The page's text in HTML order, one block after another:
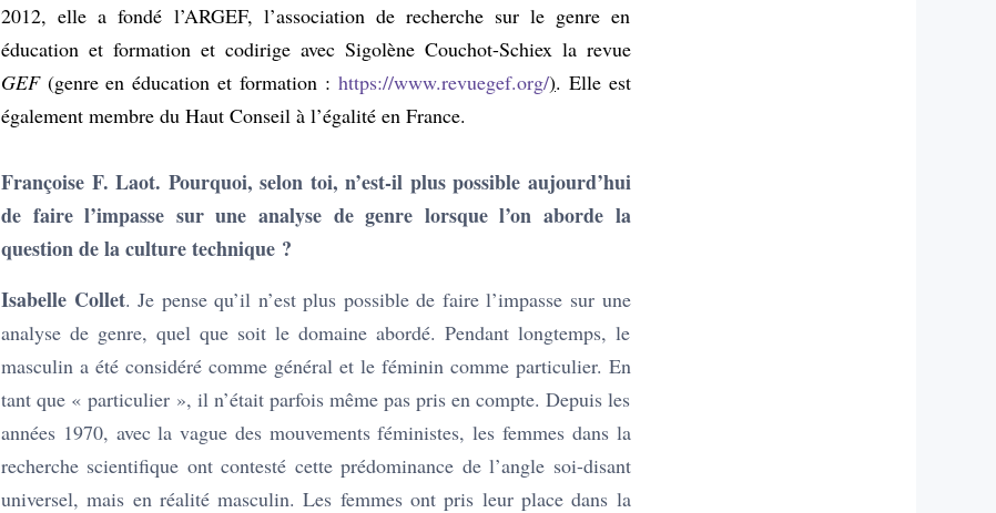
2012, elle a fondé l’ARGEF, l’association de recherche sur le genre en
éducation et formation et codirige avec Sigolène Couchot-Schiex la revue
GEF(genre en éducation et formation :https://www.revuegef.org/). Elle est
également membre du Haut Conseil à l’égalité en France.
Françoise F. Laot. Pourquoi, selon toi, n’est-il plus possible aujourd’hui
de faire l’impasse sur une analyse de genre lorsque l’on aborde la
question de la culture technique ?
Isabelle Collet. Je pense qu’il n’est plus possible de faire l’impasse sur une
analyse de genre, quel que soit le domaine abordé. Pendant longtemps, le
masculin a été considéré comme général et le féminin comme particulier. En
tant que « particulier », il n’était parfois même pas pris en compte. Depuis les
années 1970, avec la vague des mouvements féministes, les femmes dans la
recherche scientifique ont contesté cette prédominance de l’angle soi-disant
universel, mais en réalité masculin. Les femmes ont pris leur place dans la